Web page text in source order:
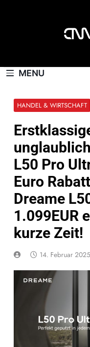
MENU
HANDEL & WIRTSCHAFT
L50 Pro
Euro
Dreame
1.099EUR
kurze Zeit!
14. Februar 2025